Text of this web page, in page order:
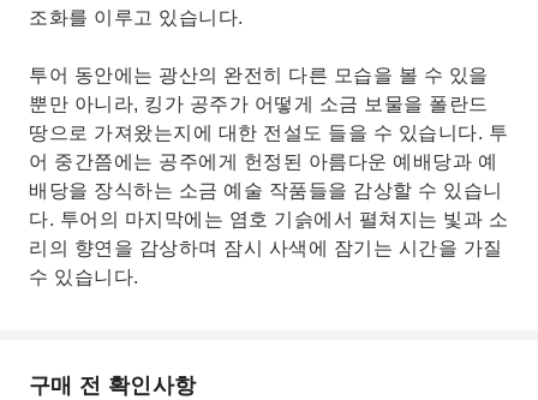
조화를 이루고 있습니다.
투어 동안에는 광산의 완전히 다른 모습을 볼 수 있을
뿐만 아니라, 킹가 공주가 어떻게 소금 보물을 폴란드
땅으로 가져왔는지에 대한 전설도 들을 수 있습니다. 투
어 중간쯤에는 공주에게 헌정된 아름다운 예배당과 예
배당을 장식하는 소금 예술 작품들을 감상할 수 있습니
다. 투어의 마지막에는 염호 기슭에서 펼쳐지는 빛과 소
리의 향연을 감상하며 잠시 사색에 잠기는 시간을 가질
수 있습니다.
구매 전 확인사항